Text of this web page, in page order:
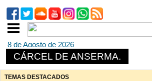
8 de Agosto de 2026
CÁRCEL DE ANSERMA.
TEMAS DESTACADOS